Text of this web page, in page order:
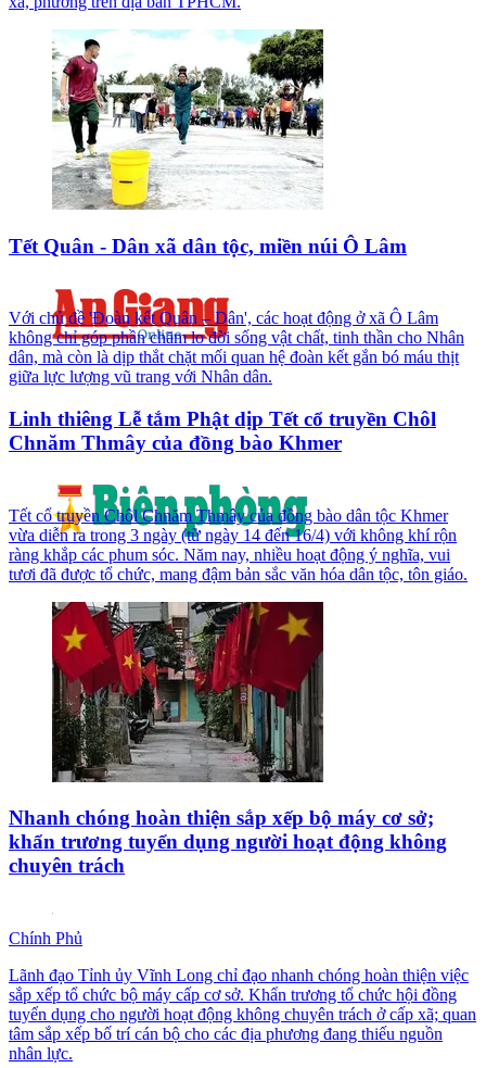
Tết Quân - Dân xã dân tộc, miền núi Ô Lâm
Với chủ đề 'Đoàn kết Quân – Dân', các hoạt động ở xã Ô Lâm
không chỉ góp phần chăm lo đời sống vật chất, tinh thần cho Nhân
dân, mà còn là dịp thắt chặt mối quan hệ đoàn kết gắn bó máu thịt
giữa lực lượng vũ trang với Nhân dân.
Linh thiêng Lễ tắm Phật dịp Tết cổ truyền Chôl
Chnăm Thmây của đồng bào Khmer
Tết cổ truyền Chôl Chnăm Thmây của đồng bào dân tộc Khmer
vừa diễn ra trong 3 ngày (từ ngày 14 đến 16/4) với không khí rộn
ràng khắp các phum sóc. Năm nay, nhiều hoạt động ý nghĩa, vui
tươi đã được tổ chức, mang đậm bản sắc văn hóa dân tộc, tôn giáo.
Nhanh chóng hoàn thiện sắp xếp bộ máy cơ sở;
khẩn trương tuyển dụng người hoạt động không
chuyên trách
Chính Phủ
Lãnh đạo Tỉnh ủy Vĩnh Long chỉ đạo nhanh chóng hoàn thiện việc
sắp xếp tổ chức bộ máy cấp cơ sở. Khẩn trương tổ chức hội đồng
tuyển dụng cho người hoạt động không chuyên trách ở cấp xã; quan
tâm sắp xếp bố trí cán bộ cho các địa phương đang thiếu nguồn
nhân lực.